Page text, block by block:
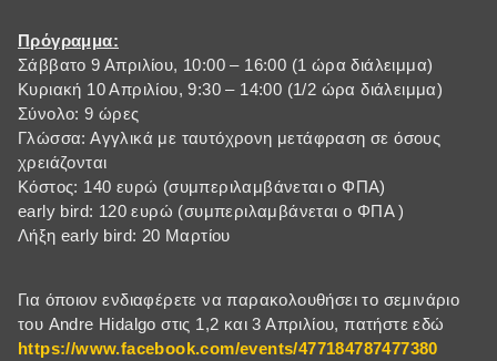
Πρόγραμμα:
Σάββατο 9 Απριλίου, 10:00 – 16:00 (1 ώρα διάλειμμα)
Κυριακή 10 Απριλίου, 9:30 – 14:00 (1/2 ώρα διάλειμμα)
Σύνολο: 9 ώρες
Γλώσσα: Αγγλικά με ταυτόχρονη μετάφραση σε όσους
χρειάζονται
Κόστος: 140 ευρώ (συμπεριλαμβάνεται ο ΦΠΑ)
early bird: 120 ευρώ (συμπεριλαμβάνεται ο ΦΠΑ )
Λήξη early bird: 20 Μαρτίου
Για όποιον ενδιαφέρετε να παρακολουθήσει το σεμινάριο
του Andre Hidalgo στις 1,2 και 3 Απριλίου, πατήστε εδώ
https://www.facebook.com/events/477184787477380